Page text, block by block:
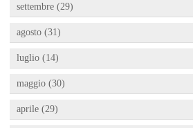
settembre (29)
agosto (31)
luglio (14)
maggio (30)
aprile (29)